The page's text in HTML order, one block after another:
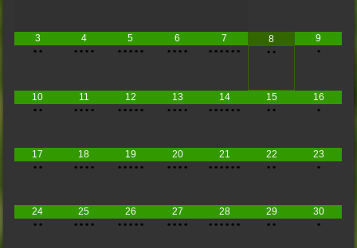
3
• •
4
• • • •
5
• • • • •
6
••••
7
••••••
8
••
9
•
10
• •
11
• • • •
12
• • • • •
13
••••
14
••••••
15
••
16
•
17
• •
18
• • • •
19
• • • • •
20
••••
21
••••••
22
••
23
•
24
• •
25
• • • •
26
• • • • •
27
••••
28
••••••
29
••
30
•